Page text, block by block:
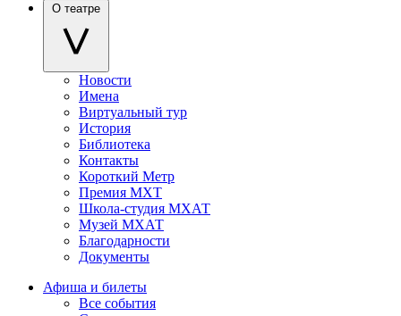
О театре
Новости
Имена
Виртуальный тур
История
Библиотека
Контакты
Короткий Метр
Премия МХТ
Школа-студия МХАТ
Музей МХАТ
Благодарности
Документы
Афиша и билеты
Все события